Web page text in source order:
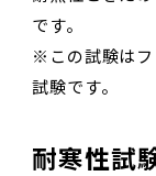
です。
※この試験は
試験です。
耐寒性試